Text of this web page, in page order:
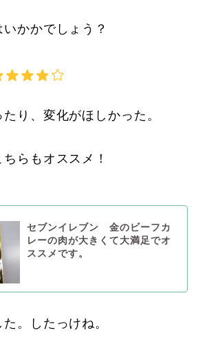
かかでしょう？
り、変化がほしかった。
らもオススメ！
セブンイレブン 金のビーフカ
レーの肉が大きくて大満足でオ
ススメです。
。したっけね。